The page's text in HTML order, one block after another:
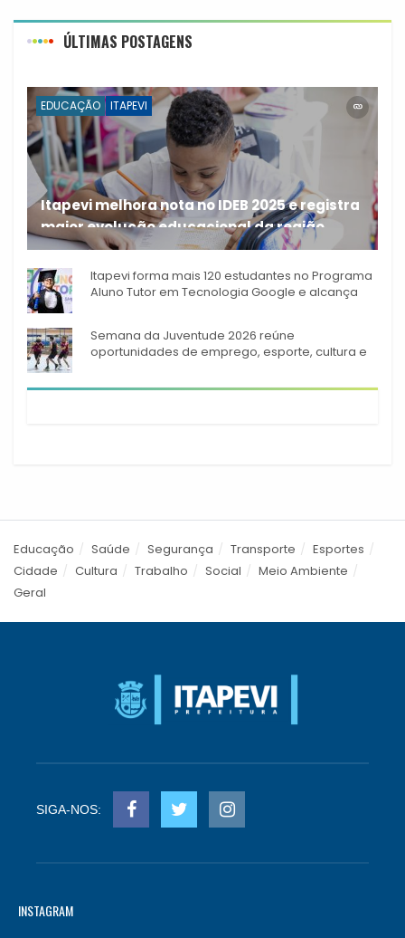
ÚLTIMAS POSTAGENS
EDUCAÇÃO ITAPEVI
Itapevi melhora nota no IDEB 2025 e registra
maior evolução educacional da região
A rede municipal de ensino
Itapevi forma mais 120 estudantes no Programa
Aluno Tutor em Tecnologia Google e alcança
Semana da Juventude 2026 reúne
oportunidades de emprego, esporte, cultura e
Educação Saúde Segurança Transporte
Esportes
Cidade
Cultura Trabalho Social
Meio Ambiente
Geral
SIGA-NOS:
INSTAGRAM